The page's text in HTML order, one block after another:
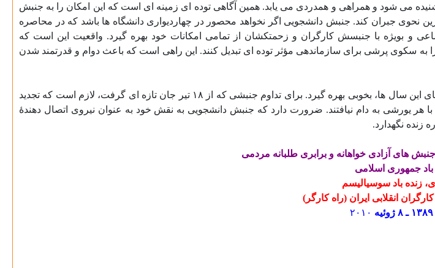
می شود و همراهی و همدردی می یابد. همین آگاهی توده ای زمینه ای است که این امکان را به جنبش
نحوی جبران کند. جنبش دانشجویی اگر نخواهد محصور در چهاردیواری دانشگاه ها باشد که در محاصره
و بویژه با جنبسش کارگران و زحمتکشان از تمامی امکانات خود بهره گیرد. واقعیت این است که
به سکوی پرشی برای سازماندهی مؤثر توده ای تبدیل کنند. این راهی است که باعث دوام و قدرتمند شدن
اکنون که یازدهمین سالگرد ۱۸ تیر را گرامی می داریم، جا دارد که جنبش دانشجوئی از درس های این سال ها، بخوبی بهره گیرد. برای تداوم جنبشی که از ۱۸ تیر جان تازه ای گرفت، لازم است که تجدید
هر یورشی به دام نیافتند. ضرورت دارد که جنبش دانشجویی به نقش خود به عنوان نیروی اتصال دهندۀ
زنده نگهدارد.
های آزادی خواهانه و برابری طلبانه مردمی
جمهوری اسلامی
زنده باد سوسیالیسم
انقلابی ایران (راه کارگر)
۲۰۱۰